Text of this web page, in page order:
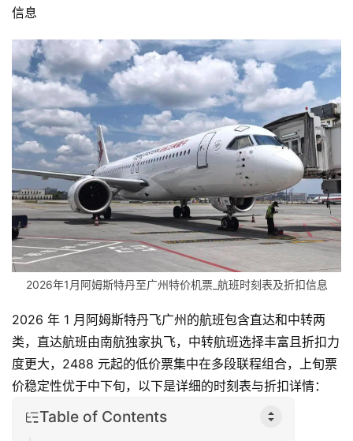
信息
2026年1月阿姆斯特丹至广州特价机票_航班时刻表及折扣信息
2026 年 1 月阿姆斯特丹飞广州的航班包含直达和中转两
类，直达航班由南航独家执飞，中转航班选择丰富且折扣力
度更大，2488 元起的低价票集中在多段联程组合，上旬票
价稳定性优于中下旬，以下是详细的时刻表与折扣详情：
Table of Contents